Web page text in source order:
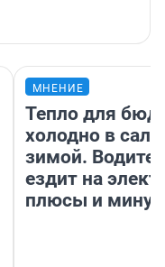
МНЕНИЕ
Тепло для
холодно в
зимой.
ездит на
плюсы и